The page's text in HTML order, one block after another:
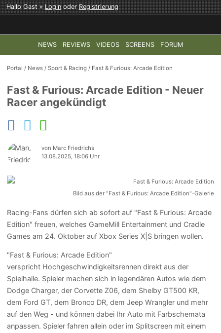
Hallo Gast »LoginoderRegistrierung
NEWS REVIEWS VIDEOS SCREENS FORUM
TOP-THEMEN: COD: MODERN WARFARE 4 HALO:
Portal / News /Sport & Racing / Fast & Furious: Arcade Edition
Fast & Furious: Arcade Edition - Neuer
Racer angekündigt
von Marc Friedrichs
13.08.2025, 18:06 Uhr
Bild aus der "Fast & Furious: Arcade Edition"-Galerie
Racing-Fans dürfen sich ab sofort auf "Fast & Furious: Arcade
Edition" freuen, welches GameMill Entertainment und Cradle
Games am 24. Oktober auf Xbox Series X|S bringen wollen.
"Fast & Furious: Arcade Edition"
verspricht Hochgeschwindigkeitsrennen direkt aus der
Spielhalle. Spieler machen sich in legendären Autos wie dem
Dodge Charger, der Corvette Z06, dem Shelby GT500 KR,
dem Ford GT, dem Bronco DR, dem Jeep Wrangler und mehr
auf den Weg - und können dabei Ihr Auto mit Farbschemata
anpassen. Spieler fahren allein oder im Splitscreen mit einem